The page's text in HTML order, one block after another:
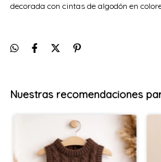
decorada con cintas de algodón en
Nuestras recomendaciones